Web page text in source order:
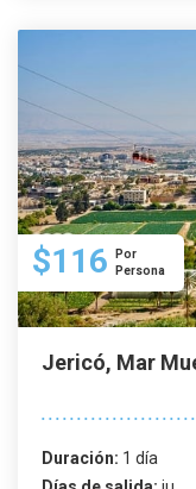
$116
Por
Persona
Jericó, Mar
Duración: 1 día